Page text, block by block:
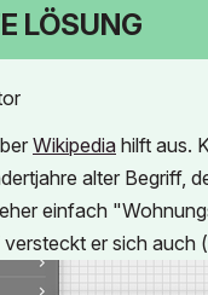
LÖSUNG
Wikipedia hilft aus.
alter Begriff,
einfach
er sich